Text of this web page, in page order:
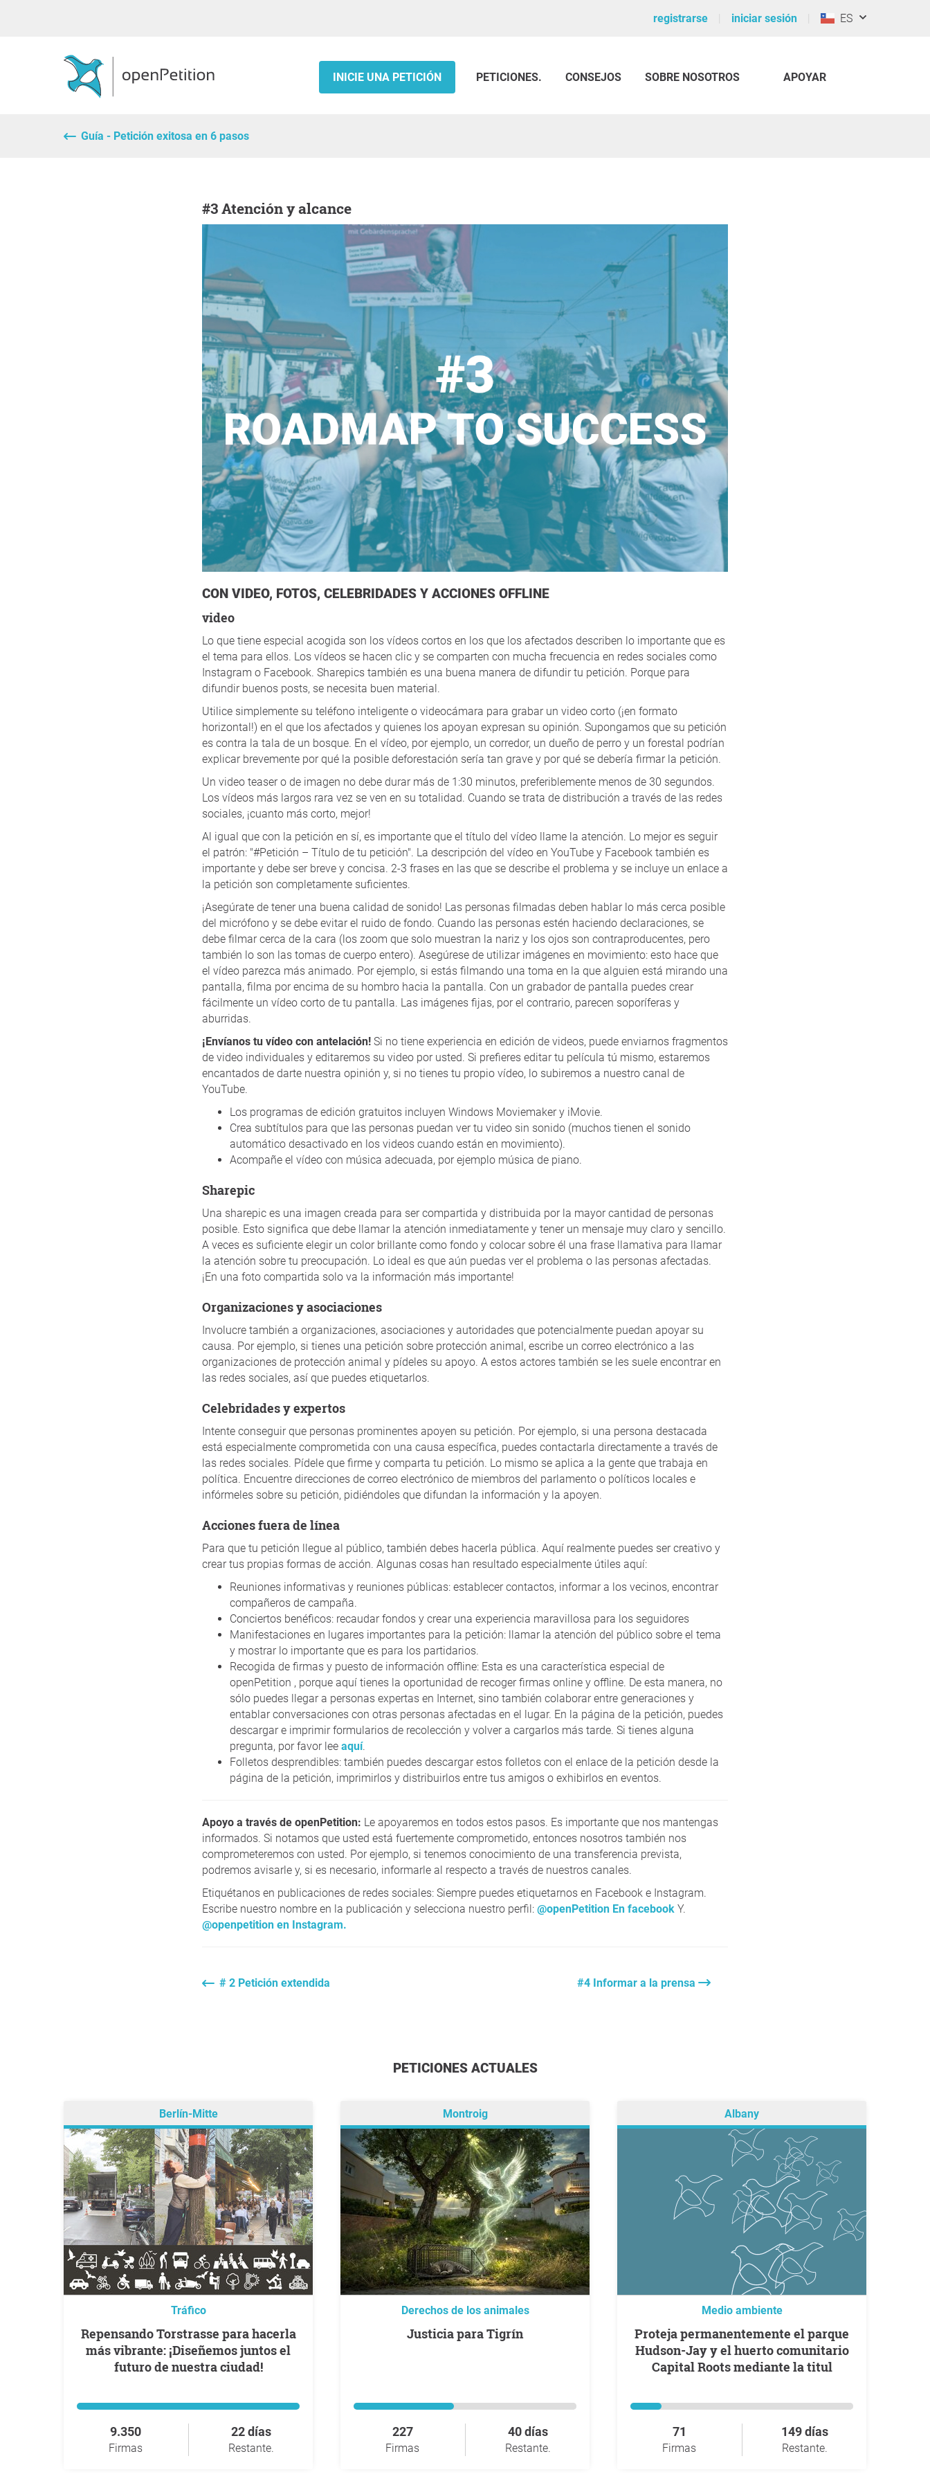
registrarse iniciar sesión ES
INICIE UNA PETICIÓN PETICIONES. CONSEJOS SOBRE NOSOTROS APOYAR
Guía - Petición exitosa en 6 pasos
#3 Atención y alcance
CON VIDEO, FOTOS, CELEBRIDADES Y ACCIONES OFFLINE
video
Lo que tiene especial acogida son los vídeos cortos en los que los afectados describen lo importante que es
el tema para ellos. Los vídeos se hacen clic y se comparten con mucha frecuencia en redes sociales como
Instagram o Facebook. Sharepics también es una buena manera de difundir tu petición. Porque para
difundir buenos posts, se necesita buen material.
Utilice simplemente su teléfono inteligente o videocámara para grabar un video corto (¡en formato
horizontal!) en el que los afectados y quienes los apoyan expresan su opinión. Supongamos que su petición
es contra la tala de un bosque. En el vídeo, por ejemplo, un corredor, un dueño de perro y un forestal podrían
explicar brevemente por qué la posible deforestación sería tan grave y por qué se debería firmar la petición.
Un video teaser o de imagen no debe durar más de 1:30 minutos, preferiblemente menos de 30 segundos.
Los vídeos más largos rara vez se ven en su totalidad. Cuando se trata de distribución a través de las redes
sociales, ¡cuanto más corto, mejor!
Al igual que con la petición en sí, es importante que el título del vídeo llame la atención. Lo mejor es seguir
el patrón: "#Petición – Título de tu petición". La descripción del vídeo en YouTube y Facebook también es
importante y debe ser breve y concisa. 2-3 frases en las que se describe el problema y se incluye un enlace a
la petición son completamente suficientes.
¡Asegúrate de tener una buena calidad de sonido! Las personas filmadas deben hablar lo más cerca posible
del micrófono y se debe evitar el ruido de fondo. Cuando las personas estén haciendo declaraciones, se
debe filmar cerca de la cara (los zoom que solo muestran la nariz y los ojos son contraproducentes, pero
también lo son las tomas de cuerpo entero). Asegúrese de utilizar imágenes en movimiento: esto hace que
el vídeo parezca más animado. Por ejemplo, si estás filmando una toma en la que alguien está mirando una
pantalla, filma por encima de su hombro hacia la pantalla. Con un grabador de pantalla puedes crear
fácilmente un vídeo corto de tu pantalla. Las imágenes fijas, por el contrario, parecen soporíferas y
aburridas.
¡Envíanos tu vídeo con antelación! Si no tiene experiencia en edición de videos, puede enviarnos fragmentos
de video individuales y editaremos su video por usted. Si prefieres editar tu película tú mismo, estaremos
encantados de darte nuestra opinión y, si no tienes tu propio vídeo, lo subiremos a nuestro canal de
YouTube.
Los programas de edición gratuitos incluyen Windows Moviemaker y iMovie.
Crea subtítulos para que las personas puedan ver tu video sin sonido (muchos tienen el sonido
automático desactivado en los videos cuando están en movimiento).
Acompañe el vídeo con música adecuada, por ejemplo música de piano.
Sharepic
Una sharepic es una imagen creada para ser compartida y distribuida por la mayor cantidad de personas
posible. Esto significa que debe llamar la atención inmediatamente y tener un mensaje muy claro y sencillo.
A veces es suficiente elegir un color brillante como fondo y colocar sobre él una frase llamativa para llamar
la atención sobre tu preocupación. Lo ideal es que aún puedas ver el problema o las personas afectadas.
¡En una foto compartida solo va la información más importante!
Organizaciones y asociaciones
Involucre también a organizaciones, asociaciones y autoridades que potencialmente puedan apoyar su
causa. Por ejemplo, si tienes una petición sobre protección animal, escribe un correo electrónico a las
organizaciones de protección animal y pídeles su apoyo. A estos actores también se les suele encontrar en
las redes sociales, así que puedes etiquetarlos.
Celebridades y expertos
Intente conseguir que personas prominentes apoyen su petición. Por ejemplo, si una persona destacada
está especialmente comprometida con una causa específica, puedes contactarla directamente a través de
las redes sociales. Pídele que firme y comparta tu petición. Lo mismo se aplica a la gente que trabaja en
política. Encuentre direcciones de correo electrónico de miembros del parlamento o políticos locales e
infórmeles sobre su petición, pidiéndoles que difundan la información y la apoyen.
Acciones fuera de línea
Para que tu petición llegue al público, también debes hacerla pública. Aquí realmente puedes ser creativo y
crear tus propias formas de acción. Algunas cosas han resultado especialmente útiles aquí:
Reuniones informativas y reuniones públicas: establecer contactos, informar a los vecinos, encontrar
compañeros de campaña.
Conciertos benéficos: recaudar fondos y crear una experiencia maravillosa para los seguidores
Manifestaciones en lugares importantes para la petición: llamar la atención del público sobre el tema
y mostrar lo importante que es para los partidarios.
Recogida de firmas y puesto de información offline: Esta es una característica especial de
openPetition , porque aquí tienes la oportunidad de recoger firmas online y offline. De esta manera, no
sólo puedes llegar a personas expertas en Internet, sino también colaborar entre generaciones y
entablar conversaciones con otras personas afectadas en el lugar. En la página de la petición, puedes
descargar e imprimir formularios de recolección y volver a cargarlos más tarde. Si tienes alguna
pregunta, por favor lee aquí.
Folletos desprendibles: también puedes descargar estos folletos con el enlace de la petición desde la
página de la petición, imprimirlos y distribuirlos entre tus amigos o exhibirlos en eventos.
Apoyo a través de openPetition: Le apoyaremos en todos estos pasos. Es importante que nos mantengas
informados. Si notamos que usted está fuertemente comprometido, entonces nosotros también nos
comprometeremos con usted. Por ejemplo, si tenemos conocimiento de una transferencia prevista,
podremos avisarle y, si es necesario, informarle al respecto a través de nuestros canales.
Etiquétanos en publicaciones de redes sociales: Siempre puedes etiquetarnos en Facebook e Instagram.
Escribe nuestro nombre en la publicación y selecciona nuestro perfil: @openPetition En facebook Y.
@openpetition en Instagram.
# 2 Petición extendida #4 Informar a la prensa
PETICIONES ACTUALES
Berlín-Mitte
Tráfico
Repensando Torstrasse para hacerla
más vibrante: ¡Diseñemos juntos el
futuro de nuestra ciudad!
9.350
Firmas
22 días
Restante.
Montroig
Derechos de los animales
Justicia para Tigrín
227
Firmas
40 días
Restante.
Albany
Medio ambiente
Proteja permanentemente el parque
Hudson-Jay y el huerto comunitario
Capital Roots mediante la titul
71
Firmas
149 días
Restante.